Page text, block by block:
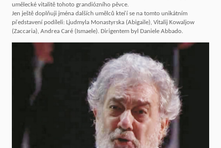
umělecké vitalitě tohoto grandiózního pěvce.
Jen ještě doplňuji jména dalších umělců kteří se na tomto unikátním
představení podíleli: Ljudmyla Monastyrska (Abigaile), Vitalij Kowaljow
(Zaccaria), Andrea Caré (Ismaele). Dirigentem byl Daniele Abbado.